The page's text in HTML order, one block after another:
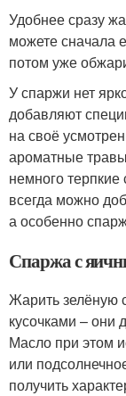
Удобнее сразу
можете сначала
потом уже
У спаржи нет
добавляют
на своё
ароматные
немного
всегда можно
а особенно
Спаржа с
Жарить зелёную
кусочками –
Масло при этом
или
получить